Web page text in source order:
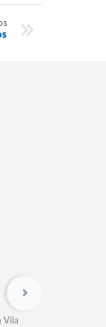
Vila